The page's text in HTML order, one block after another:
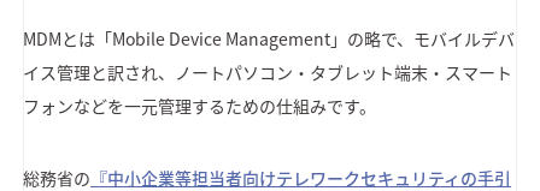
MDMとは「Mobile Device Management」の略で、モバイルデバ
イス管理と訳され、ノートパソコン・タブレット端末・スマート
フォンなどを一元管理するための仕組みです。
総務省の 『中小企業等担当者向けテレワークセキュリティの手引